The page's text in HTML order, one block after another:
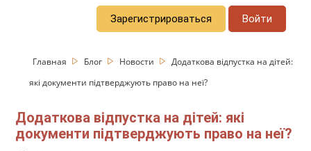
Зарегистрироваться Войти
Главная Блог Новости
Додаткова відпустка на дітей:
які документи підтверджують право на неї?
Додаткова відпустка на дітей: які
документи підтверджують право на неї?